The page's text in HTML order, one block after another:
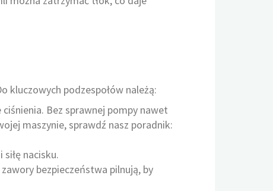
kluczowych podzespołów należą:
Bez sprawnej pompy nawet
maszynie, sprawdź nasz poradnik:
nacisku.
bezpieczeństwa pilnują, by